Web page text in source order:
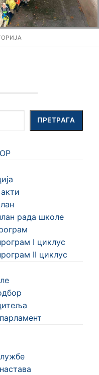
ПРЕТРАГА
рада школе
I циклус
II циклус